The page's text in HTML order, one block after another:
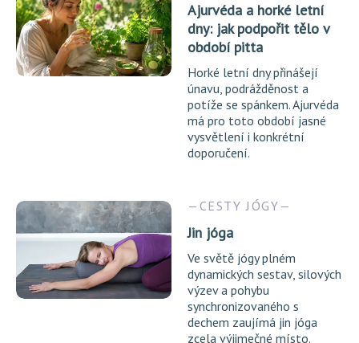
Ajurvéda a horké letní
dny: jak podpořit tělo v
období pitta
Horké letní dny přinášejí
únavu, podrážděnost a
potíže se spánkem. Ajurvéda
má pro toto období jasné
vysvětlení i konkrétní
doporučení.
CESTY JÓGY
Jin jóga
Ve světě jógy plném
dynamických sestav, silových
výzev a pohybu
synchronizovaného s
dechem zaujímá jin jóga
zcela výjimečné místo.